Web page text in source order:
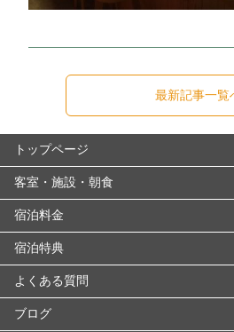
最新記事一覧
トップページ
客室・施設・朝食
宿泊料金
宿泊特典
よくある質問
ブログ